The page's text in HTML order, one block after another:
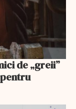
de „greii”